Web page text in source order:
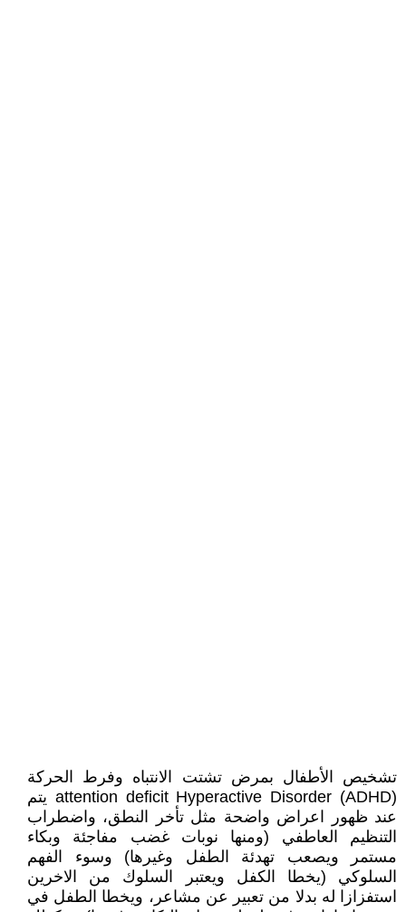
تشخيص الأطفال بمرض تشتت الانتباه وفرط الحركة
attention deficit Hyperactive Disorder (ADHD) يتم
عند ظهور اعراض واضحة مثل تأخر النطق، واضطراب
التنظيم العاطفي (ومنها نوبات غضب مفاجئة وبكاء
مستمر ويصعب تهدئة الطفل وغيرها) وسوء الفهم
السلوكي (يخطا الكفل ويعتبر السلوك من الاخرين
استفزازا له بدلا من تعبير عن مشاعر، ويخطا الطفل في